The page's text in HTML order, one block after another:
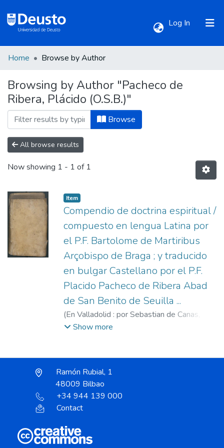
Log In (current)
All of DSpace
Home Browse by Author
Browsing by Author "Pacheco de
Ribera, Plácido (O.S.B.)"
Browse
All browse results
Now showing 1 - 1 of 1
Item
Compendio de doctrina espiritual /
compuesto en lengua Latina por
el P.F. Bartolome de Martiribus
Arçobispo de Braga ; y traducido
en bulgar Castellano por el P.F.
Placido Pacheco de Ribera Abad
de San Benito de Seuilla ...
(En Valladolid : por Sebastian de Canas,
1604)Bartolomé de los Mártires, Santo,
Show more
Ramón Rubial, 1
48009 Bilbao
+34 944 139 000
Contact